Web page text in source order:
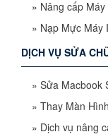
» Nâng cấp
» Nạp Mực Máy
DỊCH VỤ SỬA
» Sửa Macbook
» Thay Màn
» Dịch vụ nâng